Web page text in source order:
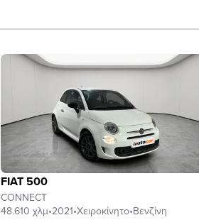
FIAT 500
CONNECT
48.610 χλμ•2021•Χειροκίνητο•Βενζίνη